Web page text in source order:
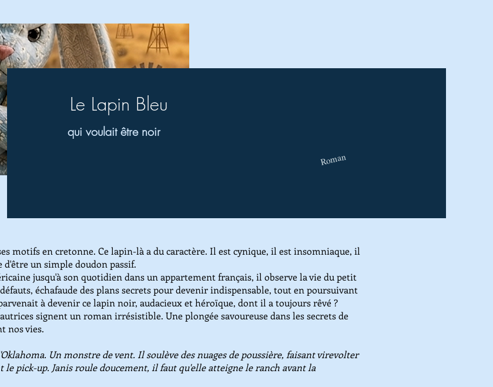
Le Lapin Bleu
qui voulait être noir
Roman
motifs en cretonne. Ce lapin-là a du caractère. Il est cynique, il est insomniaque, il
un simple doudon passif.
jusqu'à son quotidien dans un appartement français, il observe la vie du petit
échafaude des plans secrets pour devenir indispensable, tout en poursuivant
à devenir ce lapin noir, audacieux et héroïque, dont il a toujours rêvé ?
signent un roman irrésistible. Une plongée savoureuse dans les secrets de
nos vies.
Un monstre de vent. Il soulève des nuages de poussière, faisant virevolter
pick-up. Janis roule doucement, il faut qu'elle atteigne le ranch avant la